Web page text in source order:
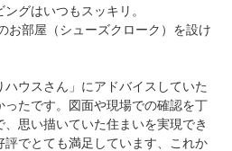
グはいつもスッキリ。
部屋（シューズクローク）を設け
ウスさん」にアドバイスしていた
たです。図面や現場での確認を丁
思い描いていた住まいを実現でき
評でとても満足しています、これか